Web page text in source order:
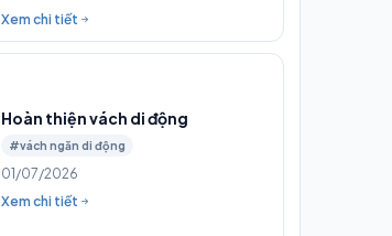
Xem chi tiết
Hoàn thiện vách di động
#vách ngăn di động
01/07/2026
Xem chi tiết